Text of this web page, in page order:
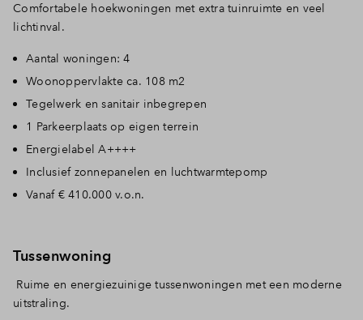
Comfortabele hoekwoningen met extra tuinruimte en veel
lichtinval.
Aantal woningen: 4
Woonoppervlakte ca. 108 m2
Tegelwerk en sanitair inbegrepen
1 Parkeerplaats op eigen terrein
Energielabel A++++
Inclusief zonnepanelen en luchtwarmtepomp
Vanaf € 410.000 v.o.n.
Tussenwoning
Ruime en energiezuinige tussenwoningen met een moderne
uitstraling.